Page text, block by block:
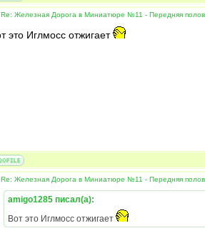
Re: Железная Дорога в Миниатюре №11 - Передняя
это Иглмосс отжигает
Re: Железная Дорога в Миниатюре №11 - Передняя
amigo1285 писал(а):
Вот это Иглмосс отжигает